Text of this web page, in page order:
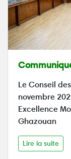
Le Conseil
novembre
Excellence
Ghazouan
Lire la suite